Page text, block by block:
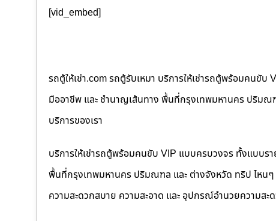
[vid_embed]
รถตู้ให้เช่า.com รถตู้รับเหมา บริการให้เช่ารถตู้พร้อมคนขั
มืออาชีพ และ ชำนาญเส้นทาง พื้นที่กรุงเทพมหานคร ปริมณ
บริการของเรา
บริการให้เช่ารถตู้พร้อมคนขับ VIP แบบครบวงจร ทั้งแบบร
พื้นที่กรุงเทพมหานคร ปริมณฑล และ ต่างจังหวัด ทริป ไหนๆ
ความสะดวกสบาย ความสะอาด และ อุปกรณ์อำนวยความส